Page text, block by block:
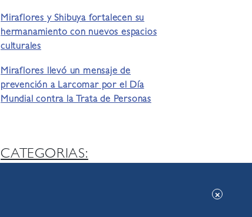
Miraflores y Shibuya fortalecen su
hermanamiento con nuevos espacios
culturales
Miraflores llevó un mensaje de
prevención a Larcomar por el Día
Mundial contra la Trata de Personas
CATEGORIAS: